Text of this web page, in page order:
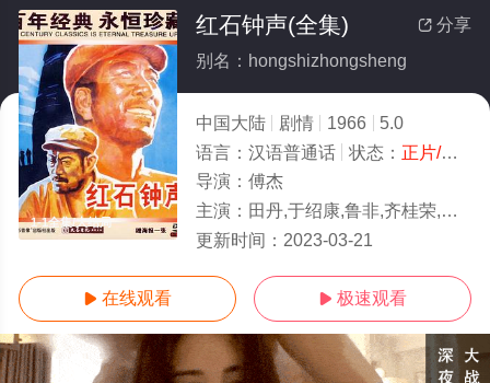
1-1全集/大结局
 分享
红石钟声(全集)
别名：hongshizhongsheng
中国大陆 剧情 1966
5.0
语言： 汉语普通话 状态： 正片/高清
导演： 傅杰
主演： 田丹,于绍康,鲁非,齐桂荣,黄魁
更新时间： 2023-03-21
 在线观看  极速观看